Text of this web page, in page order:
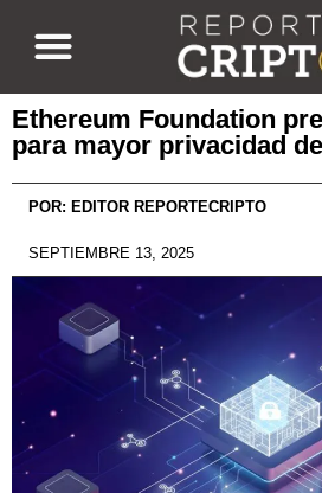
Ethereum Foundation
para mayor privacidad
POR: EDITOR REPORTECRIPTO
SEPTIEMBRE 13, 2025